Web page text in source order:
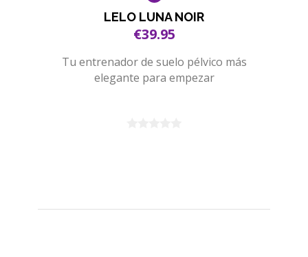
LELO LUNA NOIR
€39.95
Tu entrenador de suelo pélvico más
elegante para empezar